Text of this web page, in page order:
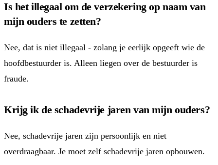
Is het illegaal om de verzekering op naam van
mijn ouders te zetten?
Nee, dat is niet illegaal - zolang je eerlijk opgeeft wie de
hoofdbestuurder is. Alleen liegen over de bestuurder is
fraude.
Krijg ik de schadevrije jaren van mijn ouders?
Nee, schadevrije jaren zijn persoonlijk en niet
overdraagbaar. Je moet zelf schadevrije jaren opbouwen.